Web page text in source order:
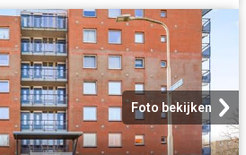
Foto bekijken